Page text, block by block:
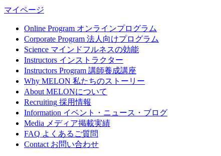
マイページ
Online Program オンラインプログラム
Corporate Program 法人向けプログラム
Science マインドフルネスの効能
Instructors インストラクター
Instructors Program 講師養成講座
Why MELON 私たちのストーリー
About MELONについて
Recruiting 採用情報
Information イベント・ニュース・ブログ
Media メディア掲載実績
FAQ よくあるご質問
Contact お問い合わせ